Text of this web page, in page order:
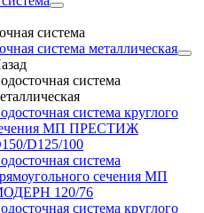
система
система металлическая
система
система круглого
МП ПРЕСТИЖ
D125/100
система
сечения МП
120/76
система круглого